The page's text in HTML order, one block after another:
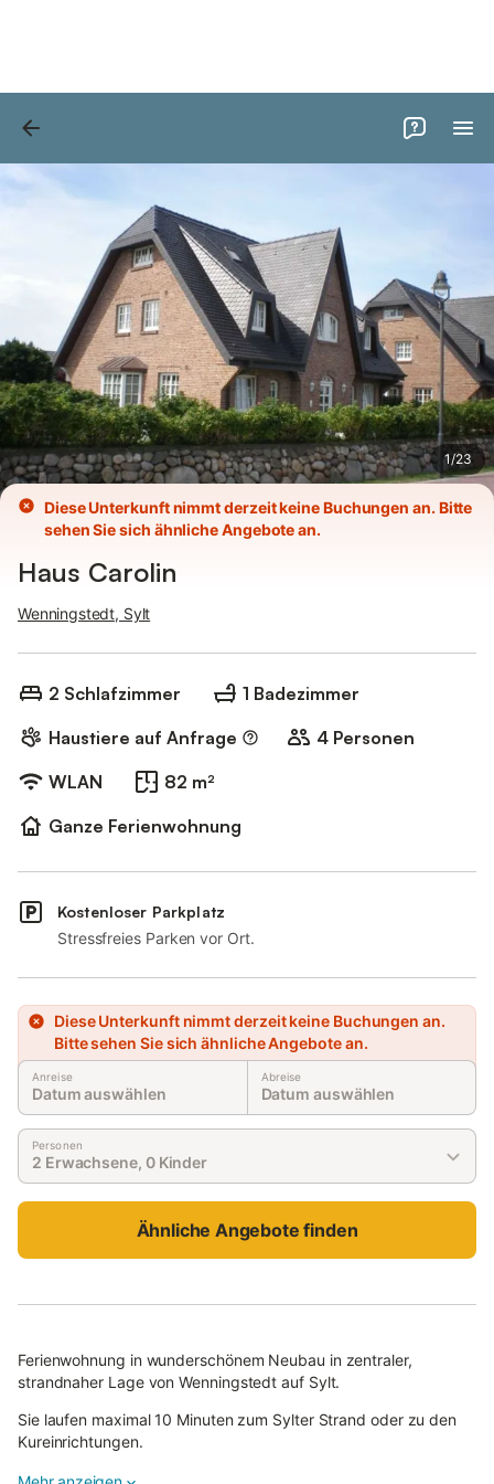
1/23
Diese Unterkunft nimmt derzeit keine Buchungen an. Bitte
sehen Sie sich ähnliche Angebote an.
Haus Carolin
Wenningstedt, Sylt
2 Schlafzimmer
1 Badezimmer
Haustiere auf Anfrage
4 Personen
WLAN
82 m²
Ganze Ferienwohnung
Kostenloser Parkplatz
Stressfreies Parken vor Ort.
Diese Unterkunft nimmt derzeit keine Buchungen an.
Bitte sehen Sie sich ähnliche Angebote an.
Anreise
Datum auswählen
Abreise
Datum auswählen
Personen
2 Erwachsene, 0 Kinder
Ähnliche Angebote finden
Ferienwohnung in wunderschönem Neubau in zentraler,
strandnaher Lage von Wenningstedt auf Sylt.
Sie laufen maximal 10 Minuten zum Sylter Strand oder zu den
Kureinrichtungen.